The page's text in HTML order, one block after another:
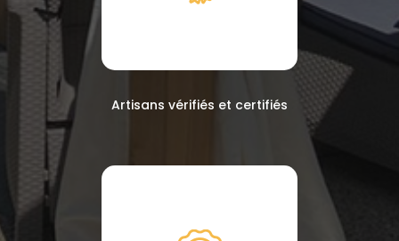
Artisans vérifiés et certifiés